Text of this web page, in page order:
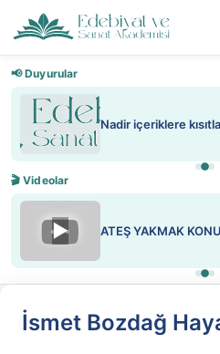
📢 Duyurular
Nadir içeriklere
🎬 Videolar
▶ ATEŞ YAKMAK
İsmet Bozdağ